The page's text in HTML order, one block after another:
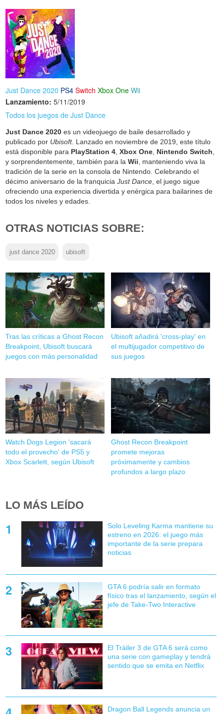
Just Dance 2020 PS4 Switch Xbox One Wii
Lanzamiento: 5/11/2019
Todos los juegos de Just Dance
Just Dance 2020 es un videojuego de baile desarrollado y
publicado por Ubisoft. Lanzado en noviembre de 2019, este título
está disponible para PlayStation 4 ,Xbox One Nintendo Switch
y sorprendentemente, también para laWii , manteniendo viva la
tradición de la serie en la consola de Nintendo. Celebrando el
décimo aniversario de la franquiciaJust Dance , el juego sigue
ofreciendo una experiencia divertida y enérgica para bailarines de
todos los niveles y edades.
OTRAS NOTICIAS SOBRE:
just dance 2020 ubisoft
Tras las críticas a Ghost Recon
Breakpoint, Ubisoft buscará
juegos con más personalidad
Ubisoft añadirá 'cross-play' en
el multijugador competitivo de
sus juegos
Watch Dogs Legion 'sacará
todo el provecho' de PS5 y
Xbox Scarlett, según Ubisoft
Ghost Recon Breakpoint
promete mejoras
próximamente y cambios
profundos a largo plazo
LO MÁS LEÍDO
Solo Leveling Karma mantiene su
estreno en 2026: el juego más
importante de la serie prepara
noticias
GTA 6 podría salir en formato
físico tras el lanzamiento, según el
jefe de Take-Two Interactive
El Tráiler 3 de GTA 6 será como
una serie con gameplay y tendrá
sentido que se emita en Netflix
Dragon Ball Legends anuncia un